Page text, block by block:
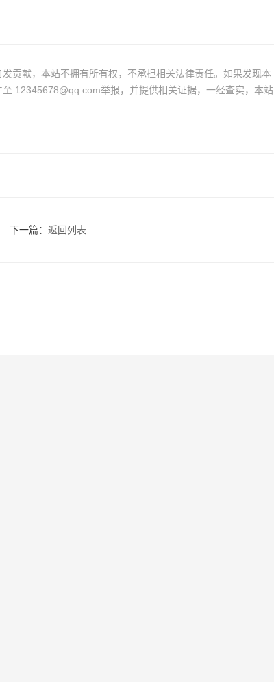
贡献，本站不拥有所有权，不承担相关法律责任。如果发现本
12345678@qq.com举报，并提供相关证据，一经查实，本站
下一篇： 返回列表